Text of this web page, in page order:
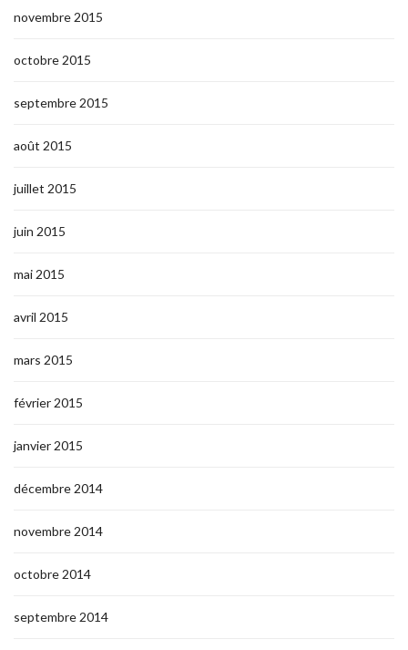
novembre 2015
octobre 2015
septembre 2015
août 2015
juillet 2015
juin 2015
mai 2015
avril 2015
mars 2015
février 2015
janvier 2015
décembre 2014
novembre 2014
octobre 2014
septembre 2014